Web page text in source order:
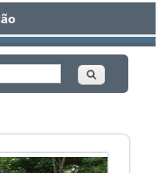
Canais
Buscar